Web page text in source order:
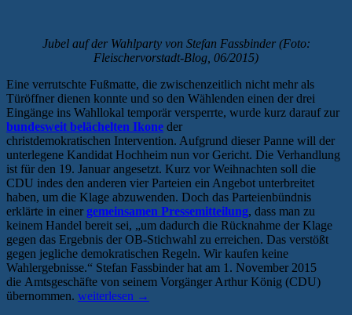
Jubel auf der Wahlparty von Stefan Fassbinder (Foto:
Fleischervorstadt-Blog, 06/2015)
Eine verrutschte Fußmatte, die zwischenzeitlich nicht mehr als
Türöffner dienen konnte und so den Wählenden einen der drei
Eingänge ins Wahllokal temporär versperrte, wurde kurz darauf zur
bundesweit belächelten Ikone der
christdemokratischen Intervention. Aufgrund dieser Panne will der
unterlegene Kandidat Hochheim nun vor Gericht. Die Verhandlung
ist für den 19. Januar angesetzt. Kurz vor Weihnachten soll die
CDU indes den anderen vier Parteien ein Angebot unterbreitet
haben, um die Klage abzuwenden. Doch das Parteienbündnis
erklärte in einer gemeinsamen Pressemitteilung, dass man zu
keinem Handel bereit sei, „um dadurch die Rücknahme der Klage
gegen das Ergebnis der OB-Stichwahl zu erreichen. Das verstößt
gegen jegliche demokratischen Regeln. Wir kaufen keine
Wahlergebnisse.“ Stefan Fassbinder hat am 1. November 2015
die Amtsgeschäfte von seinem Vorgänger Arthur König (CDU)
übernommen. „Jahresrückblick:
weiterlesen →